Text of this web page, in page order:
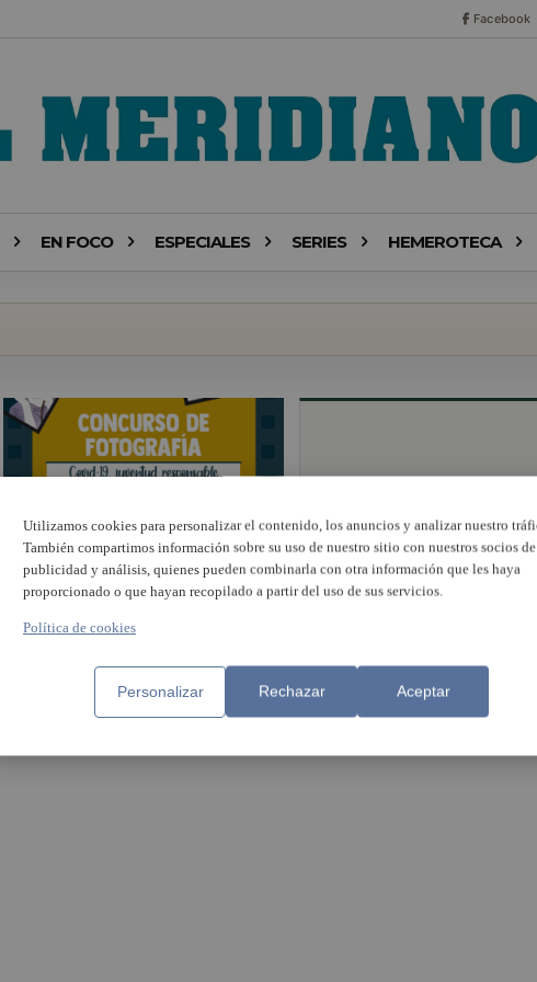
Facebook
EN FOCO ESPECIALES SERIES HEMEROTECA
La juventud de Benetússer
responsable en un concurso
fotográfico sobre el Covid-19
Una treintena de
participan en el concurso
#HortaSudPropdeTu
Utilizamos cookies para personalizar el contenido, los anuncios y analizar nuestro
También compartimos información sobre su uso de nuestro sitio con nuestros socios de
publicidad y análisis, quienes pueden combinarla con otra información que les haya
proporcionado o que hayan recopilado a partir del uso de sus servicios.
Política de cookies
Personalizar Rechazar Aceptar